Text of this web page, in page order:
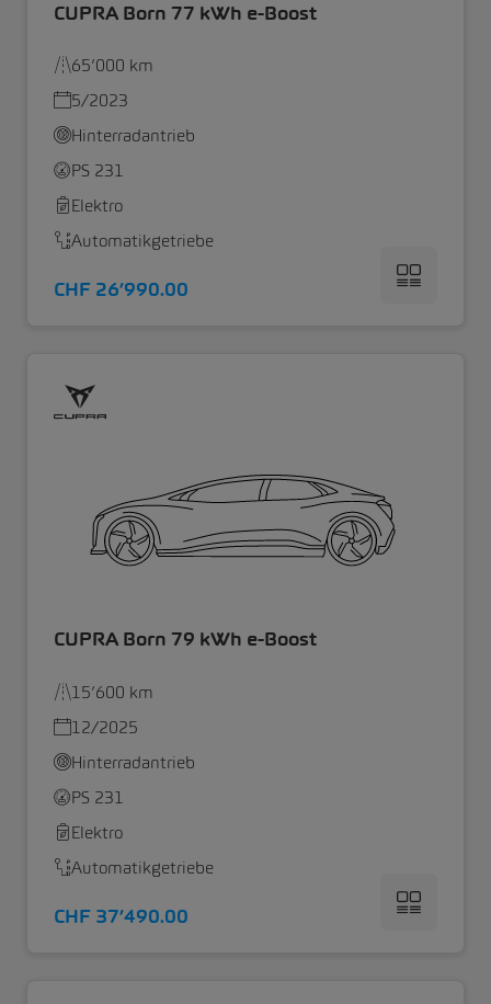
CUPRA Born 77 kWh e-Boost
65’000 km
5/2023
Hinterradantrieb
PS 231
Elektro
Automatikgetriebe
CHF 26’990.00
CUPRA Born 79 kWh e-Boost
15’600 km
12/2025
Hinterradantrieb
PS 231
Elektro
Automatikgetriebe
CHF 37’490.00